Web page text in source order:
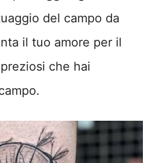
del campo da
il tuo amore per il
che hai